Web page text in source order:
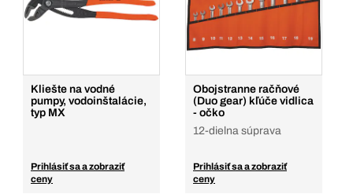
Kliešte na vodné
pumpy, vodoinštalácie,
typ MX
Prihlásiť sa a zobraziť
ceny
Obojstranne račňové
(Duo gear) kľúče vidlica
- očko
12-dielna súprava
Prihlásiť sa a zobraziť
ceny